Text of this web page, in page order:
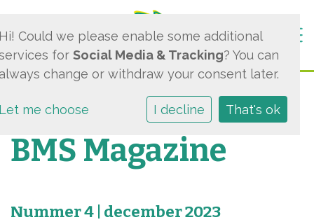
BMS Magazine
Nummer 4 | december 2023
Could we please enable some additional
for Social Media & Tracking? You can
change or withdraw your consent later.
me choose I decline That's ok